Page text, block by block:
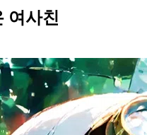
여사친